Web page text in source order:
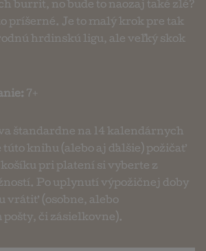
burrit, no bude to naozaj také zlé?
príšerné. Je to malý krok pre tak
hrdinskú ligu, ale veľký skok
7+
štandardne na 14 kalendárnych
knihu (alebo aj ďalšie) požičať
košíku pri platení si vyberte z
Po uplynutí výpožičnej doby
vrátiť (osobne, alebo
či zásielkovne).